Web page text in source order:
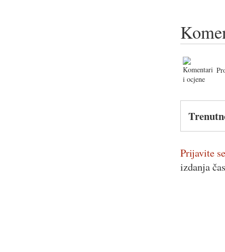
Prijavite
izdanja